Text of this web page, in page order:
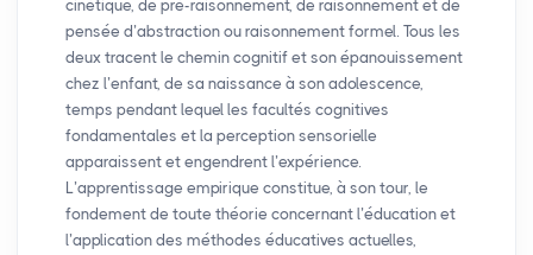
cinétique, de pré-raisonnement, de raisonnement et de
pensée d’abstraction ou raisonnement formel. Tous les
deux tracent le chemin cognitif et son épanouissement
chez l’enfant, de sa naissance à son adolescence,
temps pendant lequel les facultés cognitives
fondamentales et la perception sensorielle
apparaissent et engendrent l’expérience.
L’apprentissage empirique constitue, à son tour, le
fondement de toute théorie concernant l’éducation et
l’application des méthodes éducatives actuelles,